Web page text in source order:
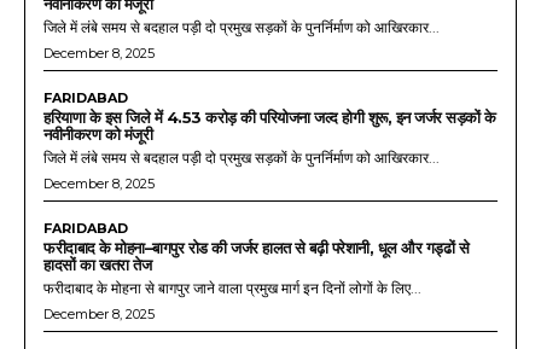
नवीनीकरण को मंजूरी
जिले में लंबे समय से बदहाल पड़ी दो प्रमुख सड़कों के पुनर्निर्माण को आखिरकार...
December 8, 2025
FARIDABAD
हरियाणा के इस जिले में 4.53 करोड़ की परियोजना जल्द होगी शुरू, इन जर्जर सड़कों के
नवीनीकरण को मंजूरी
जिले में लंबे समय से बदहाल पड़ी दो प्रमुख सड़कों के पुनर्निर्माण को आखिरकार...
December 8, 2025
FARIDABAD
फरीदाबाद के मोहना–बागपुर रोड की जर्जर हालत से बढ़ी परेशानी, धूल और गड्ढों से
हादसों का खतरा तेज
फरीदाबाद के मोहना से बागपुर जाने वाला प्रमुख मार्ग इन दिनों लोगों के लिए...
December 8, 2025